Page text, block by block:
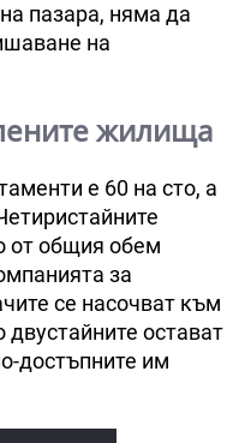
пазара, няма да
на
жилища
е 60 на сто, а
от общия обем
за
се насочват към
остават
достъпните им